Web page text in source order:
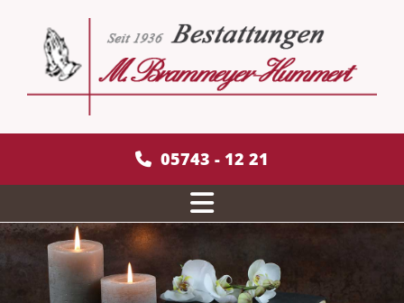
05743 - 12 21